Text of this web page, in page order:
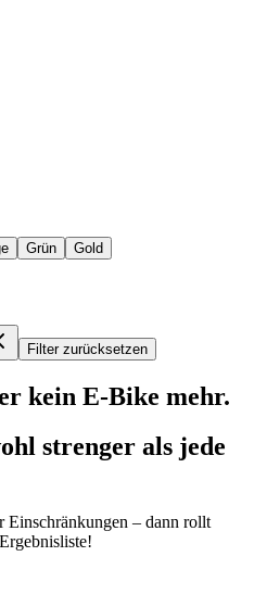
Grün Gold
Filter zurücksetzen
kein E-Bike mehr.
strenger als jede
Einschränkungen – dann rollt